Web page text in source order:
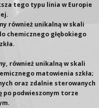
tego typu linia w Europie
również unikalną w skali
chemicznego głębokiego
również unikalną w skali
matowienia szkła;
oraz zdalnie sterowanych
po podwieszonym torze